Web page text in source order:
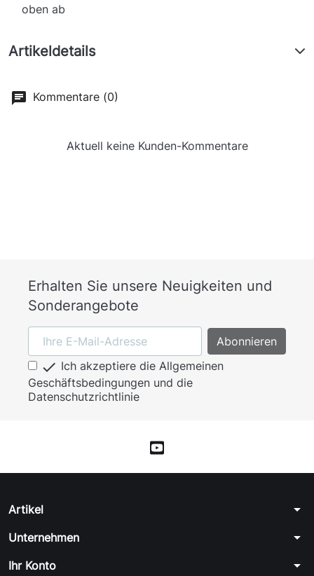
oben ab
Artikeldetails
Kommentare (0)
Aktuell keine Kunden-Kommentare
Erhalten Sie unsere Neuigkeiten und
Sonderangebote
 Ich akzeptiere die Allgemeinen
Geschäftsbedingungen und die
Datenschutzrichtlinie
Artikel arrow_drop_down
Unternehmen arrow_drop_down
Ihr Konto arrow_drop_down